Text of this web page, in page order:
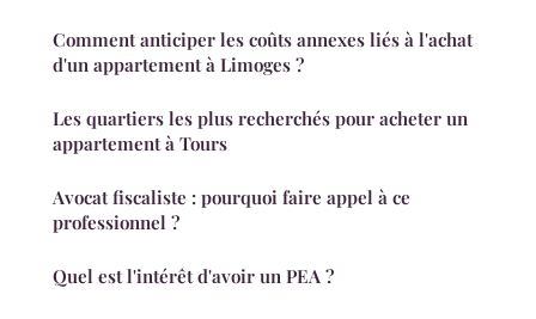
Comment anticiper les coûts annexes liés à l'achat
d'un appartement à Limoges ?
Les quartiers les plus recherchés pour acheter un
appartement à Tours
Avocat fiscaliste : pourquoi faire appel à ce
professionnel ?
Quel est l'intérêt d'avoir un PEA ?